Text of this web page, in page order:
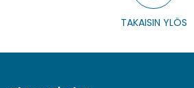
TAKAISIN YLÖS